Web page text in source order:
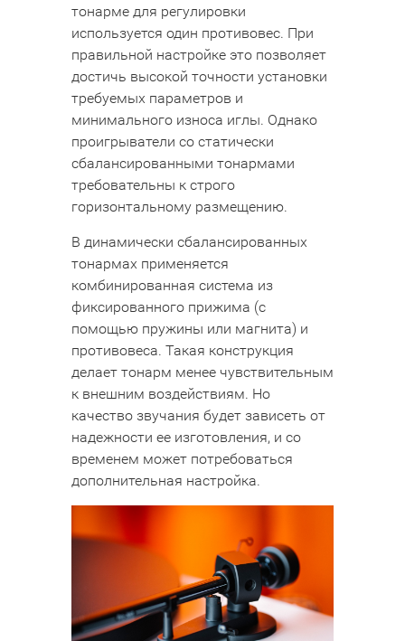
тонарме для регулировки
используется один противовес. При
правильной настройке это позволяет
достичь высокой точности установки
требуемых параметров и
минимального износа иглы. Однако
проигрыватели со статически
сбалансированными тонармами
требовательны к строго
горизонтальному размещению.
В динамически сбалансированных
тонармах применяется
комбинированная система из
фиксированного прижима (с
помощью пружины или магнита) и
противовеса. Такая конструкция
делает тонарм менее чувствительным
к внешним воздействиям. Но
качество звучания будет зависеть от
надежности ее изготовления, и со
временем может потребоваться
дополнительная настройка.